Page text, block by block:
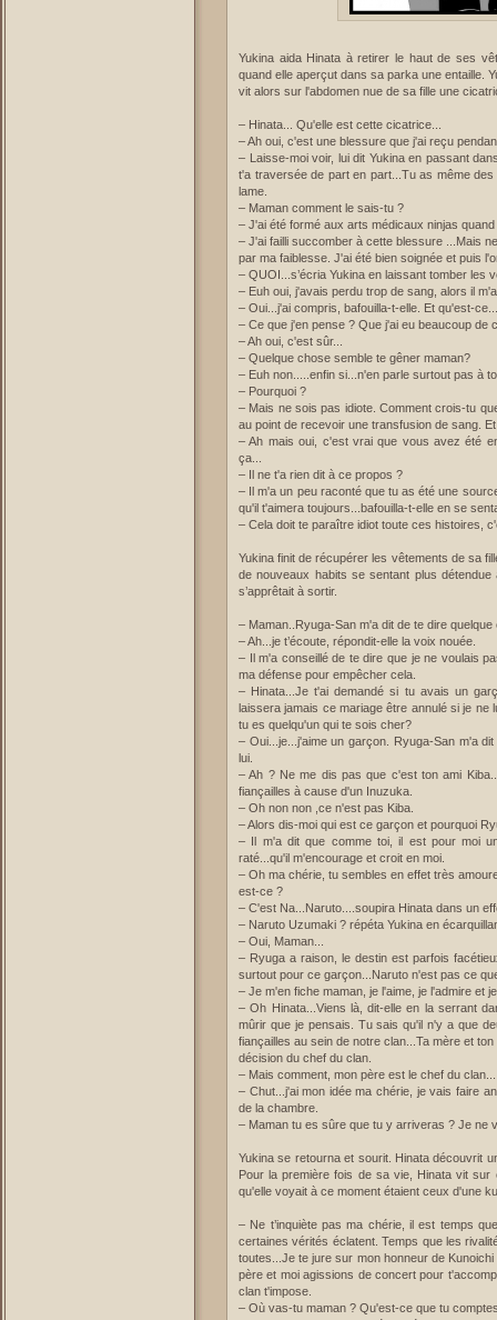
Yukina aida Hinata à retirer le haut de ses
quand elle aperçut dans sa parka une entaille.
vit alors sur l'abdomen nue de sa fille une
– Hinata... Qu'elle est cette cicatrice...
– Ah oui, c'est une blessure que j'ai reçu
– Laisse-moi voir, lui dit Yukina en passant
t'a traversée de part en part...Tu as même
lame.
– Maman comment le sais-tu ?
– J'ai été formé aux arts médicaux ninjas
– J'ai failli succomber à cette blessure ...Mais
par ma faiblesse. J'ai été bien soignée et puis
– QUOI...s’écria Yukina en laissant tomber les
– Euh oui, j'avais perdu trop de sang, alors il
– Oui...j'ai compris, bafouilla-t-elle. Et qu'est-
– Ce que j'en pense ? Que j'ai eu beaucoup de
– Ah oui, c'est sûr...
– Quelque chose semble te gêner maman?
– Euh non.....enfin si...n'en parle surtout pas à
– Pourquoi ?
– Mais ne sois pas idiote. Comment crois-tu
au point de recevoir une transfusion de sang.
– Ah mais oui, c'est vrai que vous avez été
ça...
– Il ne t'a rien dit à ce propos ?
– Il m'a un peu raconté que tu as été une
qu'il t'aimera toujours...bafouilla-t-elle en se
– Cela doit te paraître idiot toute ces histoires,
Yukina finit de récupérer les vêtements de sa
de nouveaux habits se sentant plus
s’apprêtait à sortir.
– Maman..Ryuga-San m'a dit de te dire
– Ah...je t’écoute, répondit-elle la voix nouée.
– Il m'a conseillé de te dire que je ne voulais
ma défense pour empêcher cela.
– Hinata...Je t'ai demandé si tu avais un
laissera jamais ce mariage être annulé si je ne
tu es quelqu'un qui te sois cher?
– Oui...je...j'aime un garçon. Ryuga-San m'a
lui.
– Ah ? Ne me dis pas que c'est ton ami
fiançailles à cause d'un Inuzuka.
– Oh non non ,ce n'est pas Kiba.
– Alors dis-moi qui est ce garçon et pourquoi
– Il m'a dit que comme toi, il est pour moi
raté...qu'il m'encourage et croit en moi.
– Oh ma chérie, tu sembles en effet très
est-ce ?
– C'est Na...Naruto....soupira Hinata dans un
– Naruto Uzumaki ? répéta Yukina en
– Oui, Maman...
– Ryuga a raison, le destin est parfois
surtout pour ce garçon...Naruto n'est pas ce
– Je m'en fiche maman, je l'aime, je l'admire et
– Oh Hinata...Viens là, dit-elle en la serrant
mûrir que je pensais. Tu sais qu'il n'y a que
fiançailles au sein de notre clan...Ta mère et
décision du chef du clan.
– Mais comment, mon père est le chef du
– Chut...j'ai mon idée ma chérie, je vais faire
de la chambre.
– Maman tu es sûre que tu y arriveras ? Je
Yukina se retourna et sourit. Hinata découvrit
Pour la première fois de sa vie, Hinata vit
qu'elle voyait à ce moment étaient ceux d'une
– Ne t’inquiète pas ma chérie, il est temps
certaines vérités éclatent. Temps que les
toutes...Je te jure sur mon honneur de
père et moi agissions de concert pour
clan t'impose.
– Où vas-tu maman ? Qu'est-ce que tu